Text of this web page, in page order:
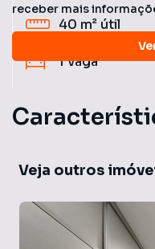
receber mais
40 m² útil
1vaga
Piscina
Veja outros